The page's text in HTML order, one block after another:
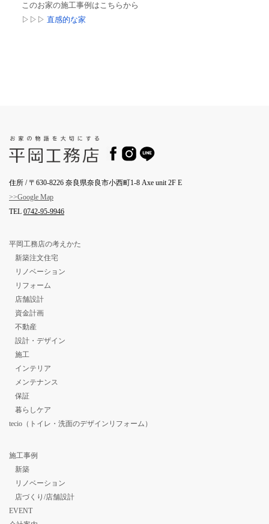
このお家の施工事例はこちらから
▷▷▷ 直感的な家
住所 / 〒630-8226 奈良県奈良市小西町1-8 Axe unit 2F E
>>Google Map
TEL 0742-95-9946
平岡工務店の考えかた
新築注文住宅
リノベーション
リフォーム
店舗設計
資金計画
不動産
設計・デザイン
施工
インテリア
メンテナンス
保証
暮らしケア
tecio（トイレ・洗面のデザインリフォーム）
施工事例
新築
リノベーション
店づくり/店舗設計
EVENT